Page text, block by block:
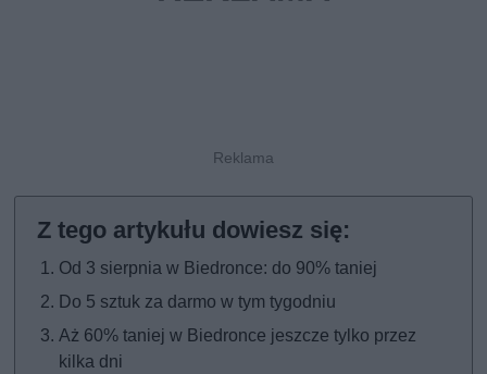
Od 3 sierpnia w Biedronce: do 90% taniej
Do 5 sztuk za darmo w tym tygodniu
Aż 60% taniej w Biedronce jeszcze tylko przez
kilka dni